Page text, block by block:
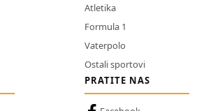
Atletika
Formula 1
Vaterpolo
Ostali sportovi
PRATITE NAS